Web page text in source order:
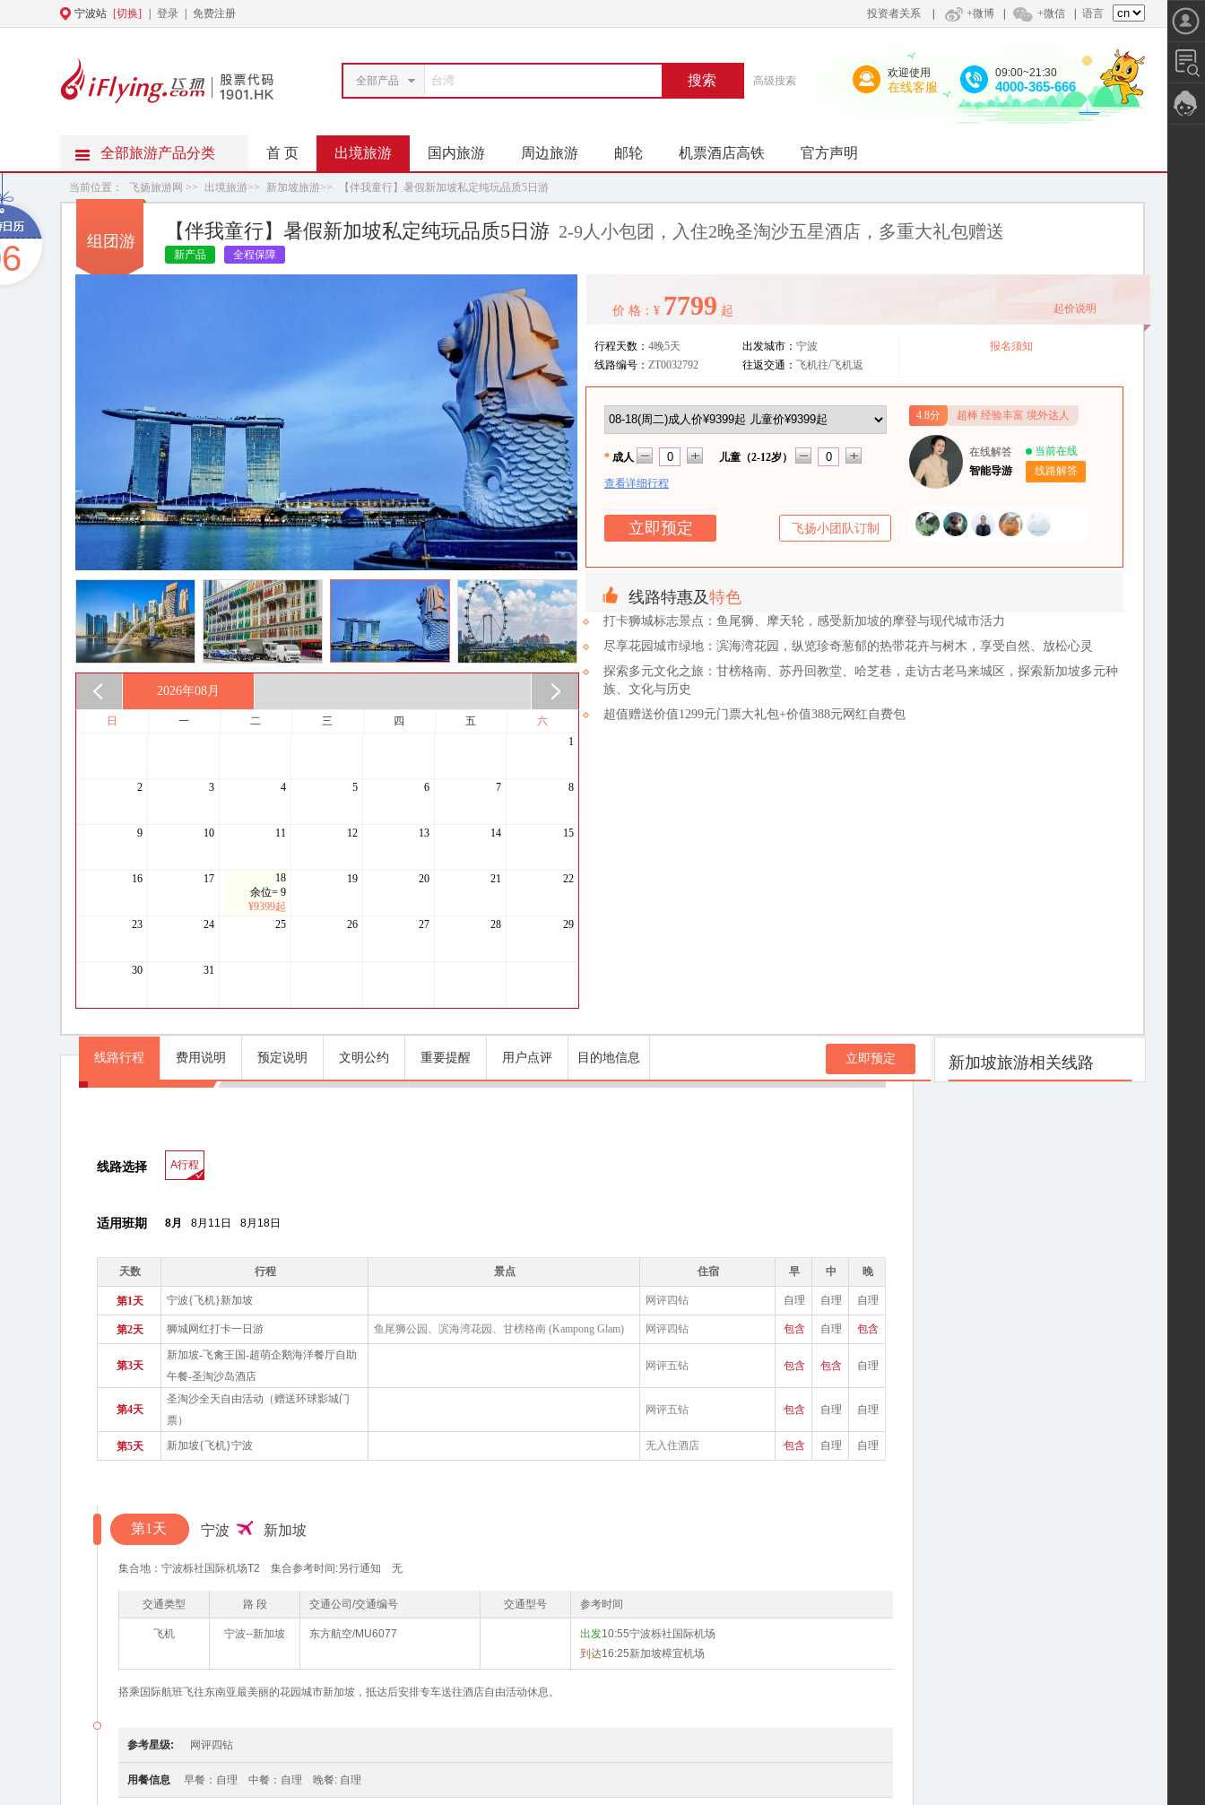
宁波站 [切换] 登录 免费注册 投资者关系 +微博 +微信 语言
全部产品 搜索 高级搜索
欢迎使用
在线客服
09:00~21:30
4000-365-666
全部旅游产品分类 首 页 出境旅游 国内旅游 周边旅游 邮轮 机票酒店高铁 官方声明
当前位置： 飞扬旅游网 >> 出境旅游>> 新加坡旅游>> 【伴我童行】暑假新加坡私定纯玩品质5日游
组团游 【伴我童行】暑假新加坡私定纯玩品质5日游 2-9人小包团，入住2晚圣淘沙五星酒店，多重大礼包赠送
新产品 全程保障
2026年08月
日 一 二 三 四 五
六
1
2 3 4 5 6 7 8
9 10 11 12 13 14 15
16 17
18
余位= 9
¥9399起
19 20 21 22
23 24 25 26 27 28 29
30 31
价 格：¥ 7799 起 起价说明
行程天数： 4晚5天 出发城市： 宁波
线路编号： ZT0032792 往返交通： 飞机往/飞机返
报名须知
* 成人 儿童（2-12岁）
查看详细行程
飞扬小团队订制
4.8分 超棒 经验丰富 境外达人
在线解答
智能导游
当前在线
线路解答
线路特惠及特色
打卡狮城标志景点：鱼尾狮、摩天轮，感受新加坡的摩登与现代城市活力
尽享花园城市绿地：滨海湾花园，纵览珍奇葱郁的热带花卉与树木，享受自然、放松心灵
探索多元文化之旅：甘榜格南、苏丹回教堂、哈芝巷，走访古老马来城区，探索新加坡多元种
族、文化与历史
超值赠送价值1299元门票大礼包+价值388元网红自费包
线路行程 费用说明 预定说明 文明公约 重要提醒 用户点评 目的地信息 立即预定
线路选择 A行程
适用班期 8月 8月11日 8月18日
天数 行程 景点 住宿 早 中 晚
第1天 宁波{飞机}新加坡 网评四钻 自理 自理 自理
第2天 狮城网红打卡一日游 鱼尾狮公园、滨海湾花园、甘榜格南 (Kampong Glam) 网评四钻 包含 自理 包含
第3天
新加坡-飞禽王国-超萌企鹅海洋餐厅自助
午餐-圣淘沙岛酒店
网评五钻 包含 包含 自理
第4天
圣淘沙全天自由活动（赠送环球影城门
票）
网评五钻 包含 自理 自理
第5天 新加坡{飞机}宁波 无入住酒店 包含 自理 自理
第1天 宁波 新加坡
集合地：宁波栎社国际机场T2 集合参考时间:另行通知 无
交通类型 路 段 交通公司/交通编号 交通型号 参考时间
飞机 宁波--新加坡 东方航空/MU6077 出发10:55宁波栎社国际机场
到达16:25新加坡樟宜机场
搭乘国际航班飞往东南亚最美丽的花园城市新加坡，抵达后安排专车送往酒店自由活动休息。
参考星级: 网评四钻
用餐信息 早餐：自理 中餐：自理 晚餐: 自理
新加坡旅游相关线路